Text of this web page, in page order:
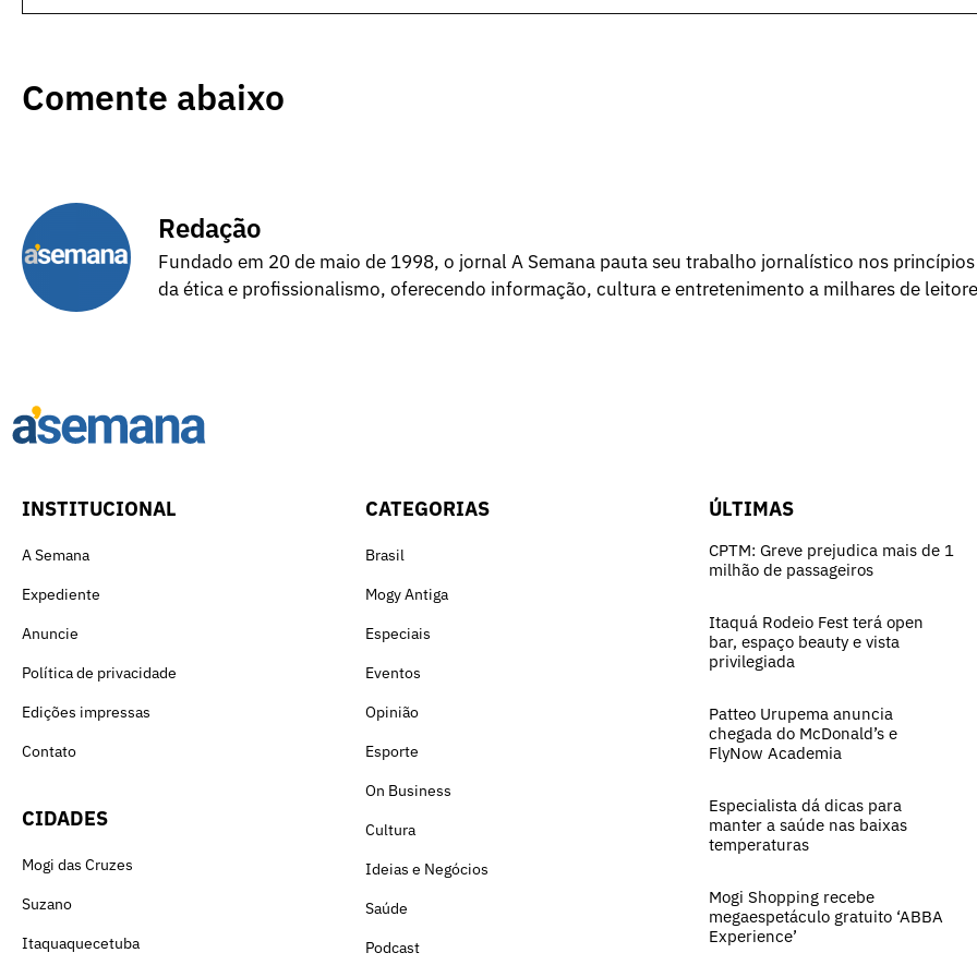
Comente abaixo
Redação
Fundado em 20 de maio de 1998, o jornal A Semana pauta seu trabalho jornalístico nos princípios
da ética e profissionalismo, oferecendo informação, cultura e entretenimento a milhares de
INSTITUCIONAL
A Semana
Expediente
Anuncie
Política de privacidade
Edições impressas
Contato
CIDADES
Mogi das Cruzes
Suzano
Itaquaquecetuba
CATEGORIAS
Brasil
Mogy Antiga
Especiais
Eventos
Opinião
Esporte
On Business
Cultura
Ideias e Negócios
Saúde
Podcast
ÚLTIMAS
CPTM: Greve prejudica mais de 1
milhão de passageiros
Itaquá Rodeio Fest terá open
bar, espaço beauty e vista
privilegiada
Patteo Urupema anuncia
chegada do McDonald’s e
FlyNow Academia
Especialista dá dicas para
manter a saúde nas baixas
temperaturas
Mogi Shopping recebe
megaespetáculo gratuito ‘ABBA
Experience’